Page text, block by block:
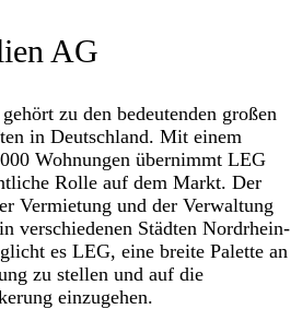
AG
zu den bedeutenden großen
in Deutschland. Mit einem
Wohnungen übernimmt LEG
Rolle auf dem Markt. Der
Vermietung und der Verwaltung
verschiedenen Städten Nordrhein-
es LEG, eine breite Palette an
zu stellen und auf die
einzugehen.